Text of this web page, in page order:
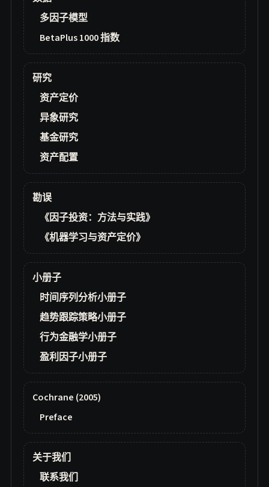
多因子模型
BetaPlus 1000 指数
研究
资产定价
异象研究
基金研究
资产配置
勘误
《因子投资：方法与实践》
《机器学习与资产定价》
小册子
时间序列分析小册子
趋势跟踪策略小册子
行为金融学小册子
盈利因子小册子
Cochrane (2005)
Preface
关于我们
联系我们